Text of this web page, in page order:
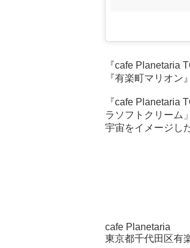
『cafe Planetaria
『有楽町マリオン
『cafe Planetaria
ラソフトクリーム
宇宙をイメージし
cafe Planetaria
東京都千代田区有